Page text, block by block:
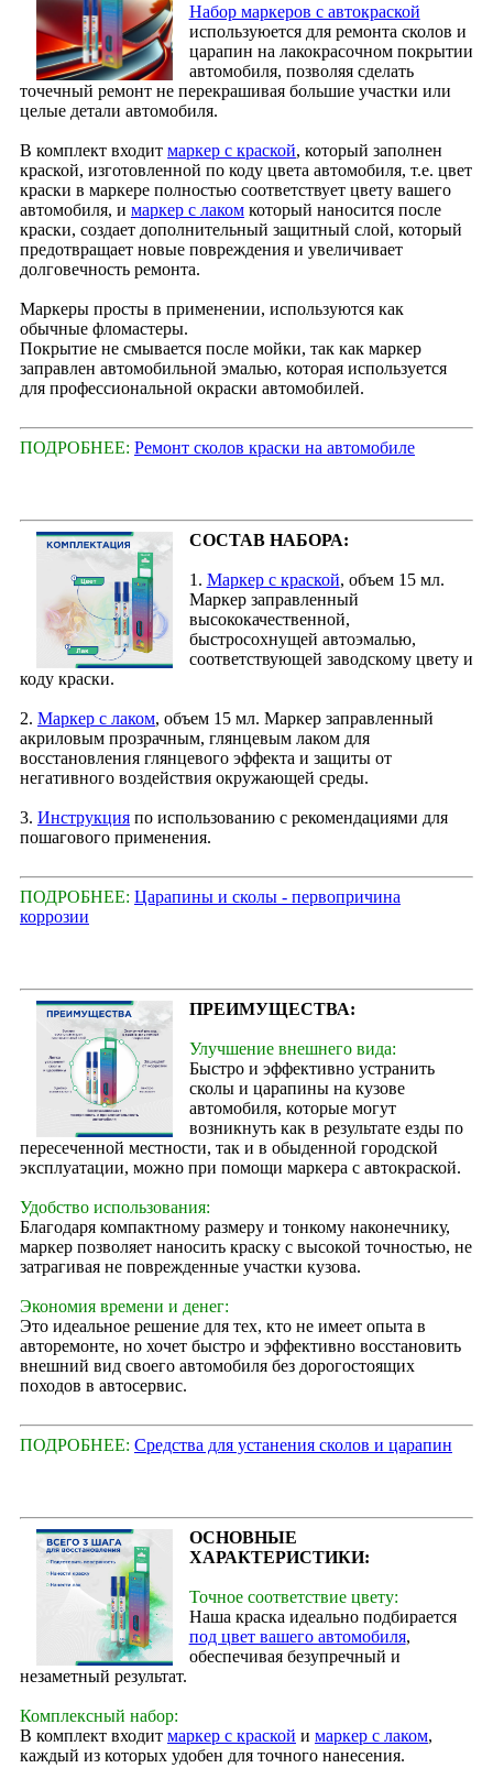
Набор маркеров с автокраской
используюется для ремонта сколов и
царапин на лакокрасочном покрытии
автомобиля, позволяя сделать
точечный ремонт не перекрашивая большие участки или
целые детали автомобиля.
В комплект входит маркер с краской, который заполнен
краской, изготовленной по коду цвета автомобиля, т.е. цвет
краски в маркере полностью соответствует цвету вашего
автомобиля, и маркер с лаком который наносится после
краски, создает дополнительный защитный слой, который
предотвращает новые повреждения и увеличивает
долговечность ремонта.
Маркеры просты в применении, используются как
обычные фломастеры.
Покрытие не смывается после мойки, так как маркер
заправлен автомобильной эмалью, которая используется
для профессиональной окраски автомобилей.
ПОДРОБНЕЕ: Ремонт сколов краски на автомобиле
СОСТАВ НАБОРА:
1. Маркер с краской, объем 15 мл.
Маркер заправленный
высококачественной,
быстросохнущей автоэмалью,
соответствующей заводскому цвету и
коду краски.
2. Маркер с лаком, объем 15 мл. Маркер заправленный
акриловым прозрачным, глянцевым лаком для
восстановления глянцевого эффекта и защиты от
негативного воздействия окружающей среды.
3. Инструкция по использованию с рекомендациями для
пошагового применения.
ПОДРОБНЕЕ: Царапины и сколы - первопричина
коррозии
ПРЕИМУЩЕСТВА:
Улучшение внешнего вида:
Быстро и эффективно устранить
сколы и царапины на кузове
автомобиля, которые могут
возникнуть как в результате езды по
пересеченной местности, так и в обыденной городской
эксплуатации, можно при помощи маркера с автокраской.
Удобство использования:
Благодаря компактному размеру и тонкому наконечнику,
маркер позволяет наносить краску с высокой точностью, не
затрагивая не поврежденные участки кузова.
Экономия времени и денег:
Это идеальное решение для тех, кто не имеет опыта в
авторемонте, но хочет быстро и эффективно восстановить
внешний вид своего автомобиля без дорогостоящих
походов в автосервис.
ПОДРОБНЕЕ: Средства для устанения сколов и царапин
ОСНОВНЫЕ
ХАРАКТЕРИСТИКИ:
Точное соответствие цвету:
Наша краска идеально подбирается
под цвет вашего автомобиля,
обеспечивая безупречный и
незаметный результат.
Комплексный набор:
В комплект входит маркер с краской и маркер с лаком,
каждый из которых удобен для точного нанесения.